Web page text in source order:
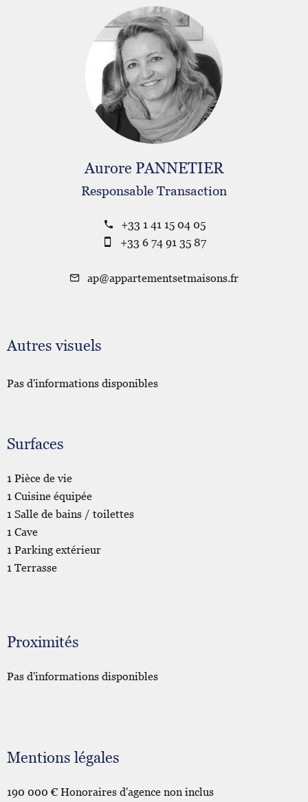
Aurore PANNETIER
Responsable Transaction
+33 1 41 15 04 05
+33 6 74 91 35 87
ap@appartementsetmaisons.fr
Autres visuels
Pas d'informations disponibles
Surfaces
1 Pièce de vie
1 Cuisine équipée
1 Salle de bains / toilettes
1 Cave
1 Parking extérieur
1 Terrasse
Proximités
Pas d'informations disponibles
Mentions légales
190 000 € Honoraires d'agence non inclus